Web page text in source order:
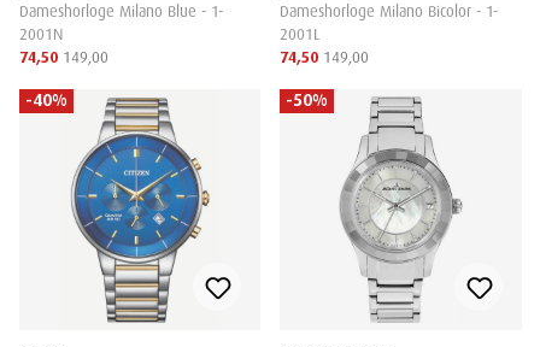
Dameshorloge Milano Blue - 1-
2001N
74,50 149,00
Dameshorloge Milano Bicolor - 1-
2001L
74,50 149,00
-40% -50%